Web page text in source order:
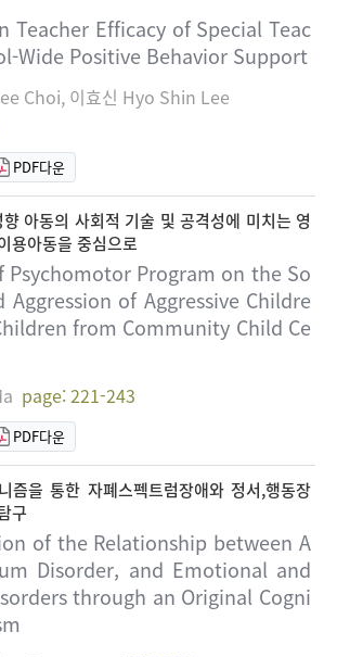
Teacher Efficacy of Special Teac
Wide Positive Behavior Support
Choi, 이효신 Hyo Shin Lee
PDF다운
아동의 사회적 기술 및 공격성에 미치는 영
용아동을 중심으로
Psychomotor Program on the So
Aggression of Aggressive Childre
from Community Child Ce
page: 221-243
PDF다운
즘을 통한 자폐스펙트럼장애와 정서,행동장
구
of the Relationship between A
Disorder, and Emotional and
through an Original Cogni